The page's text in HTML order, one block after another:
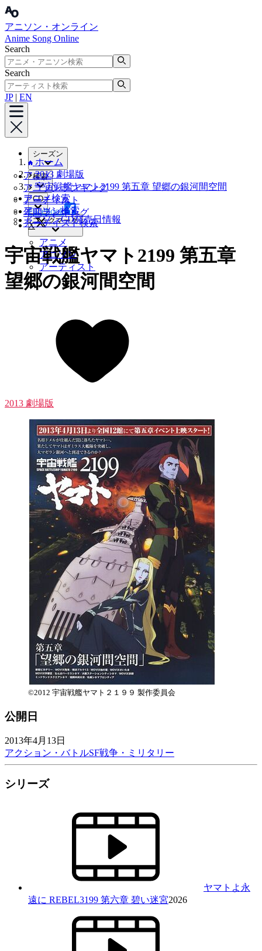
アニソン・オンライン
Anime Song Online
Search
Search
JP| EN
シーズン
アニメ
アニソンランキング
アーティスト
年間ランキング
検索
アニメ検索
アニソン検索
アーティスト検索
CD
アニソンCD発売日情報
ブックマーク
アニメ
アニソン
アーティスト
ホーム
2013 劇場版
宇宙戦艦ヤマト2199 第五章 望郷の銀河間空間
Facebook
X
宇宙戦艦ヤマト2199 第五章
望郷の銀河間空間
2013 劇場版
©2012 宇宙戦艦ヤマト２１９９ 製作委員会
公開日
2013年4月13日
アクション・バトルSF戦争・ミリタリー
シリーズ
ヤマトよ永
遠に REBEL3199 第六章 碧い迷宮2026